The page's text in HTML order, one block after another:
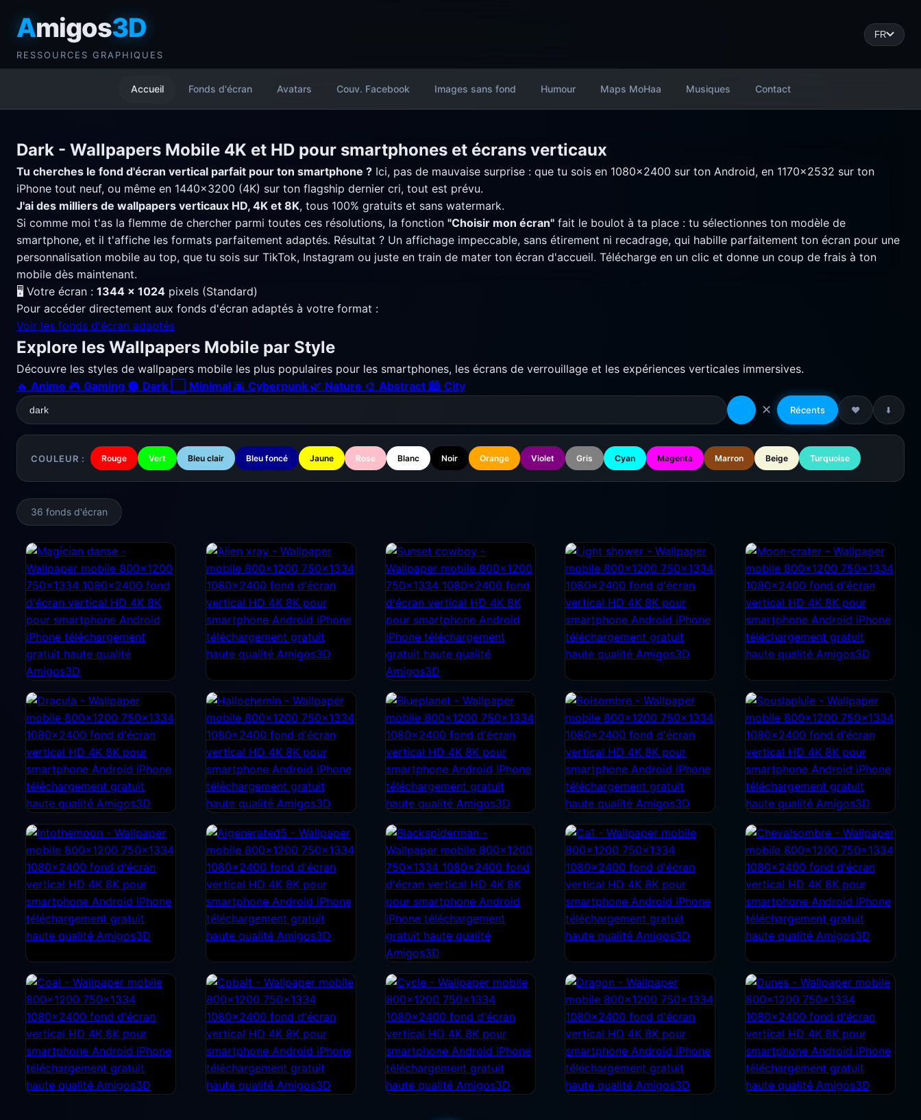
Amigos3D
RESSOURCES GRAPHIQUES
FR
Accueil Fonds d'écran Avatars Couv. Facebook Images sans fond Humour Maps MoHaa Musiques Contact
Dark - Wallpapers Mobile 4K et HD pour smartphones et écrans verticaux
Tu cherches le fond d'écran vertical parfait pour ton smartphone ? Ici, pas de mauvaise surprise : que tu sois en 1080x2400 sur ton Android, en 1170x2532 sur ton
iPhone tout neuf, ou même en 1440x3200 (4K) sur ton flagship dernier cri, tout est prévu.
J'ai des milliers de wallpapers verticaux HD, 4K et 8K, tous 100% gratuits et sans watermark.
Si comme moi t'as la flemme de chercher parmi toutes ces résolutions, la fonction "Choisir mon écran" fait le boulot à ta place : tu sélectionnes ton modèle de
smartphone, et il t'affiche les formats parfaitement adaptés. Résultat ? Un affichage impeccable, sans étirement ni recadrage, qui habille parfaitement ton écran pour une
personnalisation mobile au top, que tu sois sur TikTok, Instagram ou juste en train de mater ton écran d'accueil. Télécharge en un clic et donne un coup de frais à ton
mobile dès maintenant.
🖥️ Votre écran : 1344 × 1024 pixels (Standard)
Pour accéder directement aux fonds d'écran adaptés à votre format :
Voir les fonds d'écran adaptés
Explore les Wallpapers Mobile par Style
Découvre les styles de wallpapers mobile les plus populaires pour les smartphones, les écrans de verrouillage et les expériences verticales immersives.
🔥 Anime 🎮 Gaming 🌑 Dark Minimal 🌆 Cyberpunk 🌿 Nature 🎨 Abstract 🏙️ City
✕ Récents ❤️ ⬇️
COULEUR : Rouge Vert Bleu clair Bleu foncé Jaune Rose Blanc Noir Orange Violet Gris Cyan Magenta Marron Beige Turquoise
36 fonds d'écran